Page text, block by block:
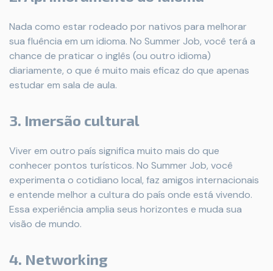
Nada como estar rodeado por nativos para melhorar
sua fluência em um idioma. No Summer Job, você terá a
chance de praticar o inglês (ou outro idioma)
diariamente, o que é muito mais eficaz do que apenas
estudar em sala de aula.
3. Imersão cultural
Viver em outro país significa muito mais do que
conhecer pontos turísticos. No Summer Job, você
experimenta o cotidiano local, faz amigos internacionais
e entende melhor a cultura do país onde está vivendo.
Essa experiência amplia seus horizontes e muda sua
visão de mundo.
4. Networking